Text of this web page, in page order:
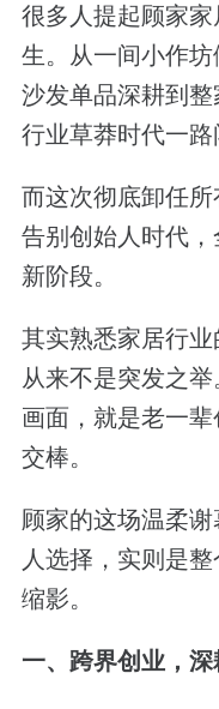
很多人提起顾家
生。从一间小作
沙发单品深耕到
行业草莽时代一路
而这次彻底卸任
告别创始人时代
新阶段。
其实熟悉家居行
从来不是突发之
画面，就是老一
交棒。
顾家的这场温柔
人选择，实则是
缩影。
一、跨界创业，